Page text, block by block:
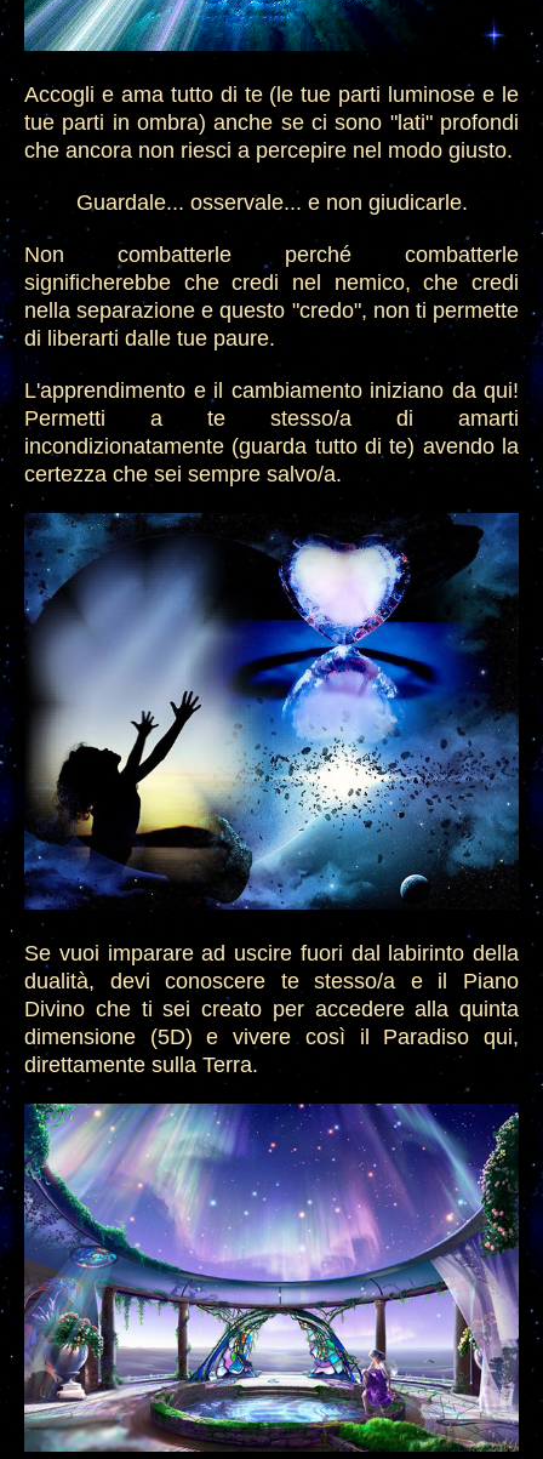
Accogli e ama tutto di te (le tue parti luminose e le
tue parti in ombra) anche se ci sono "lati" profondi
che ancora non riesci a percepire nel modo giusto.
Guardale... osservale... e non giudicarle.
Non combatterle perché combatter le
significherebbe che credi nel nemico, che credi
nella separazione e questo "credo", non ti permette
di liberarti dalle tue paure.
L'apprendimento e il cambiamento iniziano da qui!
Permetti a te stesso/a di amarti
incondizionatamente (guarda tutto di te) avendo la
certezza che sei sempre salvo/a.
Se vuoi imparare ad uscire fuori dal labirinto della
dualità, devi conoscere te stesso/a e il Piano
Divino che ti sei creato per accedere alla quinta
dimensione (5D) e vivere così il Paradiso qui,
direttamente sulla Terra.